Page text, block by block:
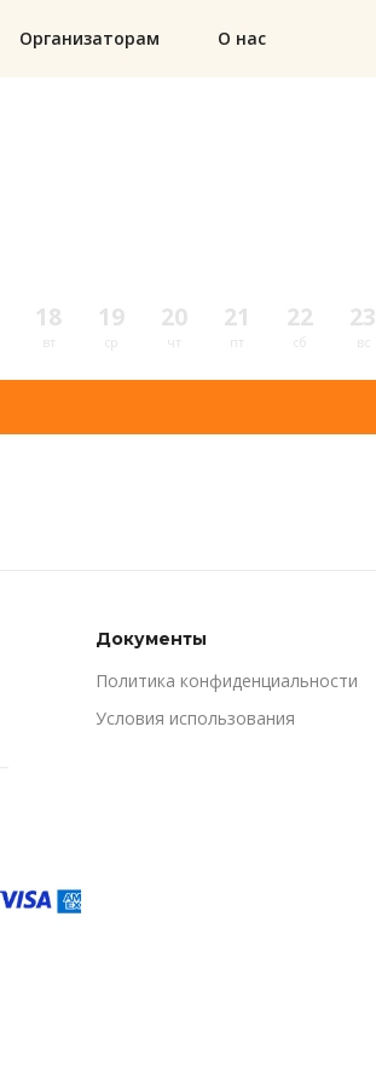
Организаторам О нас
18
вт
19
ср
20
чт
21
пт
22
сб
23
вс
Документы
Политика конфиденциальности
Условия использования